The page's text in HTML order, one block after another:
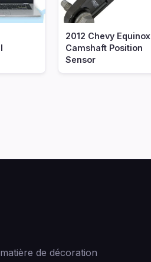
2012 Chevy Equinox
Camshaft Position
Sensor
de décoration